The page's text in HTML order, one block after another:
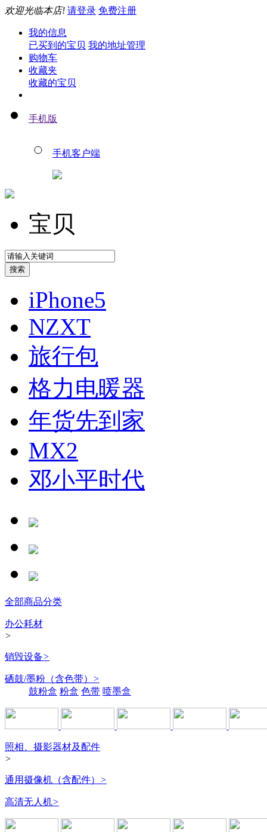
欢迎光临本店! 请登录 免费注册
我的信息
已买到的宝贝 我的地址管理
购物车
收藏夹
收藏的宝贝
手机版
手机客户端
宝贝
iPhone5
NZXT
旅行包
格力电暖器
年货先到家
MX2
邓小平时代
全部商品分类
办公耗材
>
销毁设备>
硒鼓/墨粉（含色带） >
鼓粉盒 粉盒 色带 喷墨盒
照相、摄影器材及配件
>
通用摄像机（含配件） >
高清无人机>